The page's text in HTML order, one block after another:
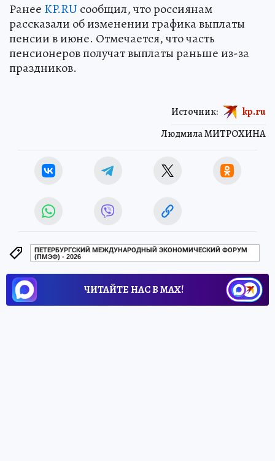
Ранее KP.RU сообщил, что россиянам
рассказали об изменении графика выплаты
пенсии в июне. Отмечается, что часть
пенсионеров получат выплаты раньше из-за
праздников.
Людмила МИТРОХИНА
Источник: kp.ru
ПЕТЕРБУРГСКИЙ МЕЖДУНАРОДНЫЙ ЭКОНОМИЧЕСКИЙ ФОРУМ
(ПМЭФ) - 2026
ЧИТАЙТЕ НАС В МАХ!